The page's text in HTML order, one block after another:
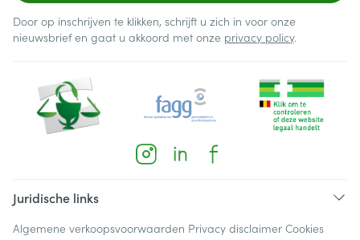
Door op inschrijven te klikken, schrijft u zich in voor onze
nieuwsbrief en gaat u akkoord met onze privacy policy.
Juridische links
Algemene verkoopsvoorwaarden Privacy disclaimer Cookies